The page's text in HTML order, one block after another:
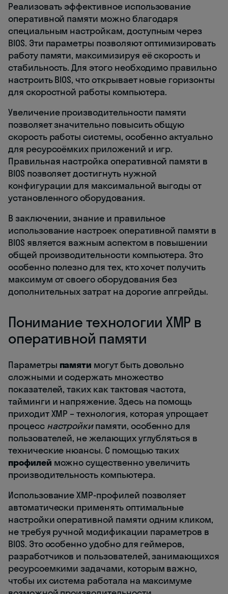
Реализовать эффективное использование
оперативной памяти можно благодаря
специальным настройкам, доступным через
BIOS. Эти параметры позволяют оптимизировать
работу памяти, максимизируя её скорость и
стабильность. Для этого необходимо правильно
настроить BIOS, что открывает новые горизонты
для скоростной работы компьютера.
Увеличение производительности памяти
позволяет значительно повысить общую
скорость работы системы, особенно актуально
для ресурсоёмких приложений и игр.
Правильная настройка оперативной памяти в
BIOS позволяет достигнуть нужной
конфигурации для максимальной выгоды от
установленного оборудования.
В заключении, знание и правильное
использование настроек оперативной памяти в
BIOS является важным аспектом в повышении
общей производительности компьютера. Это
особенно полезно для тех, кто хочет получить
максимум от своего оборудования без
дополнительных затрат на дорогие апгрейды.
Понимание технологии XMP в
оперативной памяти
Параметры памяти могут быть довольно
сложными и содержать множество
показателей, таких как тактовая частота,
тайминги и напряжение. Здесь на помощь
приходит XMP – технология, которая упрощает
процесс настройкипамяти, особенно для
пользователей, не желающих углубляться в
технические нюансы. С помощью таких
профилей можно существенно увеличить
производительность компьютера.
Использование XMP-профилей позволяет
автоматически применять оптимальные
настройки оперативной памяти одним кликом,
не требуя ручной модификации параметров в
BIOS. Это особенно удобно для геймеров,
разработчиков и пользователей, занимающихся
ресурсоемкими задачами, которым важно,
чтобы их система работала на максимуме